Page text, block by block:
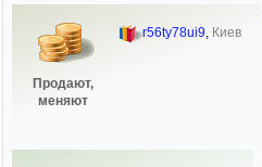
Продают,
меняют
r56ty78ui9, Киев